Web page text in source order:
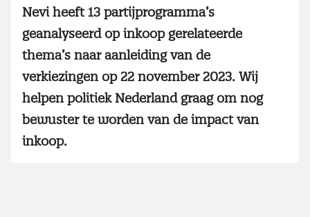
Nevi heeft 13 partijprogramma’s
geanalyseerd op inkoop gerelateerde
thema’s naar aanleiding van de
verkiezingen op 22 november 2023. Wij
helpen politiek Nederland graag om nog
bewuster te worden van de impact van
inkoop.